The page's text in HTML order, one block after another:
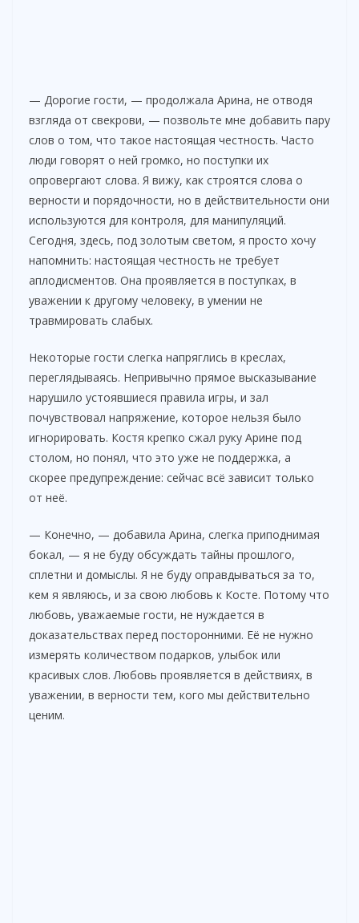
— Дорогие гости, — продолжала Арина, не отводя
взгляда от свекрови, — позвольте мне добавить пару
слов о том, что такое настоящая честность. Часто
люди говорят о ней громко, но поступки их
опровергают слова. Я вижу, как строятся слова о
верности и порядочности, но в действительности они
используются для контроля, для манипуляций.
Сегодня, здесь, под золотым светом, я просто хочу
напомнить: настоящая честность не требует
аплодисментов. Она проявляется в поступках, в
уважении к другому человеку, в умении не
травмировать слабых.
Некоторые гости слегка напряглись в креслах,
переглядываясь. Непривычно прямое высказывание
нарушило устоявшиеся правила игры, и зал
почувствовал напряжение, которое нельзя было
игнорировать. Костя крепко сжал руку Арине под
столом, но понял, что это уже не поддержка, а
скорее предупреждение: сейчас всё зависит только
от неё.
— Конечно, — добавила Арина, слегка приподнимая
бокал, — я не буду обсуждать тайны прошлого,
сплетни и домыслы. Я не буду оправдываться за то,
кем я являюсь, и за свою любовь к Косте. Потому что
любовь, уважаемые гости, не нуждается в
доказательствах перед посторонними. Её не нужно
измерять количеством подарков, улыбок или
красивых слов. Любовь проявляется в действиях, в
уважении, в верности тем, кого мы действительно
ценим.